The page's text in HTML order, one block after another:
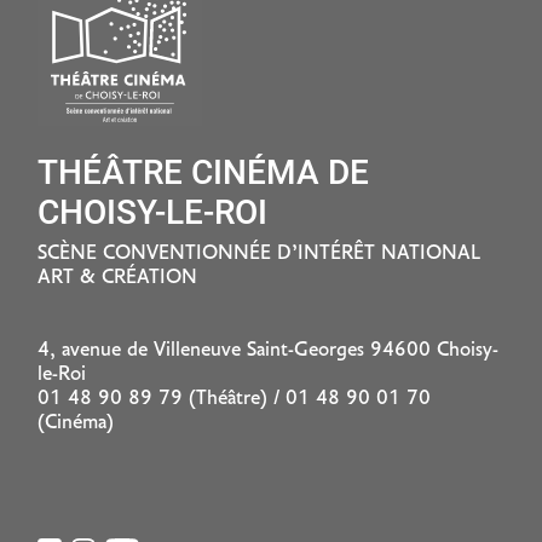
THÉÂTRE CINÉMA DE
CHOISY-LE-ROI
SCÈNE CONVENTIONNÉE D’INTÉRÊT NATIONAL
ART & CRÉATION
4, avenue de Villeneuve Saint-Georges 94600 Choisy-
le-Roi
01 48 90 89 79 (Théâtre) / 01 48 90 01 70
(Cinéma)